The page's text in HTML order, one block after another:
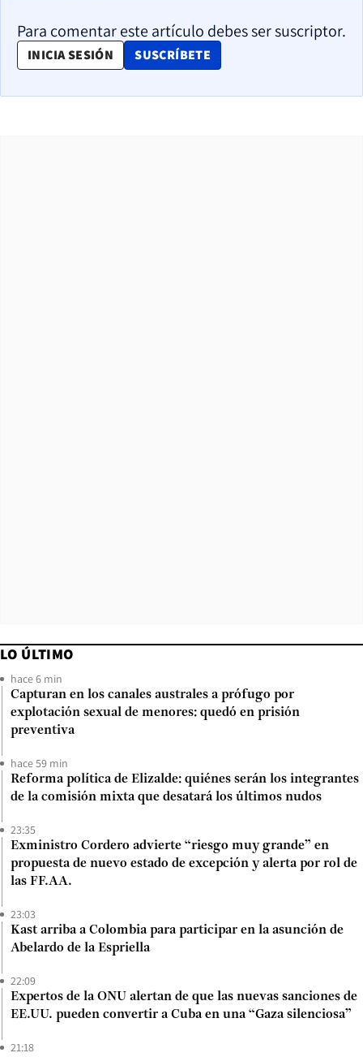
Para comentar este artículo debes ser suscriptor.
INICIA SESIÓN SUSCRÍBETE
OPENS IN NEW WINDOW
LO ÚLTIMO
hace 6 min
Capturan en los canales australes a prófugo por
explotación sexual de menores: quedó en prisión
preventiva
hace 59 min
Reforma política de Elizalde: quiénes serán los integrantes
de la comisión mixta que desatará los últimos nudos
23:35
Exministro Cordero advierte “riesgo muy grande” en
propuesta de nuevo estado de excepción y alerta por rol de
las FF.AA.
23:03
Kast arriba a Colombia para participar en la asunción de
Abelardo de la Espriella
22:09
Expertos de la ONU alertan de que las nuevas sanciones de
EE.UU. pueden convertir a Cuba en una “Gaza silenciosa”
21:18